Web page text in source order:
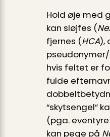
Hold øje med
kan sløjfes (
fjernes (HCA),
hvis feltet er
fulde
“skytsengel”
(pga.
kan pege på